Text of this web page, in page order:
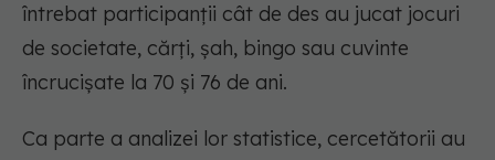
întrebat participanții cât de des au jucat jocuri
de societate, cărți, șah, bingo sau cuvinte
încrucișate la 70 și 76 de ani.
Ca parte a analizei lor statistice, cercetătorii au